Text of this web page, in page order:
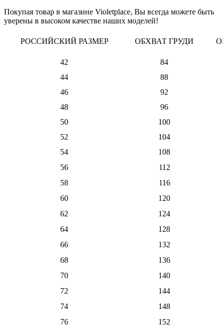
Покупая товар в магазине Violetplace, Вы всегда можете быть
уверены в высоком качестве наших моделей!
РОССИЙСКИЙ РАЗМЕР ОБХВАТ ГРУДИ
42
84
44
88
46
92
48
96
50
100
52
104
54
108
56
112
58
116
60
120
62
124
64
128
66
132
68
136
70
140
72
144
74
148
76
152